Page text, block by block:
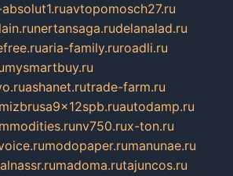
avtopomosch27.ru
nertansaga.rudelanalad.ru
aria-family.ruroadli.ru
mysmartbuy.ru
ashanet.rutrade-farm.ru
autodamp.ru
nv750.rux-ton.ru
modopaper.rumanunae.ru
madoma.rutajuncos.ru